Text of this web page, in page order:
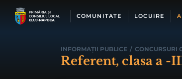
COMUNITATE LOCUIRE
INFORMAȚII PUBLICE / CONCURSURI
Referent, clasa a -